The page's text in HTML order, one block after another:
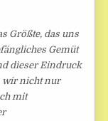
Größte, das uns
Gemüt
dieser Eindruck
wir nicht nur
mit